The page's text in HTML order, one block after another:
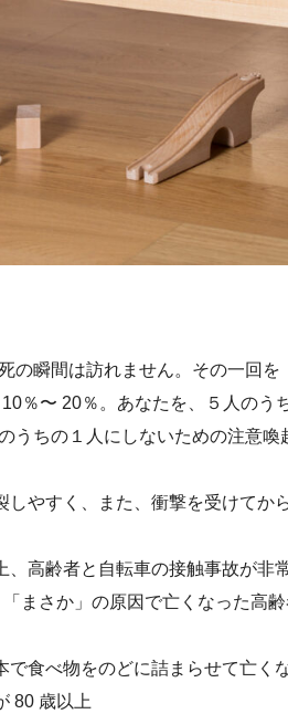
の瞬間は訪れません。その一回
％〜 20％。あなたを、５人のう
うちの１人にしないための注意喚
しやすく、また、衝撃を受けてか
高齢者と自転車の接触事故が非
まさか」の原因で亡くなった高
で食べ物をのどに詰まらせて亡く
80 歳以上